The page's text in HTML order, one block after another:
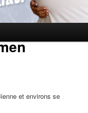
et environs se